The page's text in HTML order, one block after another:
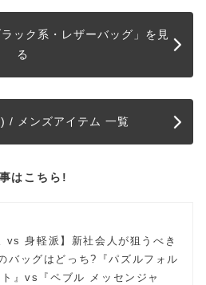
ック系・レザーバッグ」を見
る
/ メンズアイテム 一覧
はこちら!
vs 身軽派】新社会人が狙うべき
バッグはどっち?『パズルフォル
ト』vs『ペブル メッセンジャ